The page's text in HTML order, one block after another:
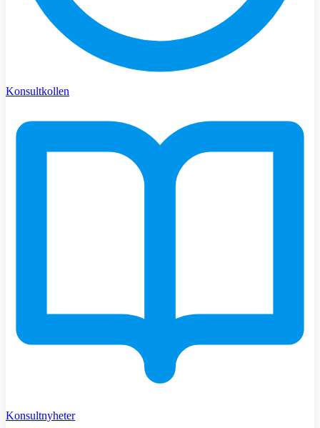
Konsultkollen
Konsultnyheter